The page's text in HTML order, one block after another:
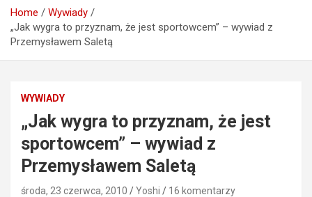
Home
Wywiady
„Jak wygra to przyznam, że jest sportowcem” – wywiad z
Przemysławem Saletą
WYWIADY
„Jak wygra to przyznam, że jest
sportowcem” – wywiad z
Przemysławem Saletą
środa, 23 czerwca, 2010 Yoshi 16 komentarzy